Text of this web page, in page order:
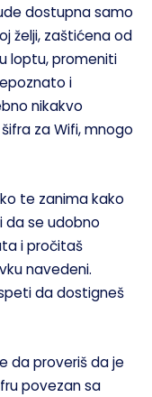
dostupna samo
želji, zaštićena od
loptu, promeniti
i
nikakvo
za Wifi, mnogo
te zanima kako
da se udobno
i pročitaš
navedeni.
da dostigneš
da proveriš da je
povezan sa